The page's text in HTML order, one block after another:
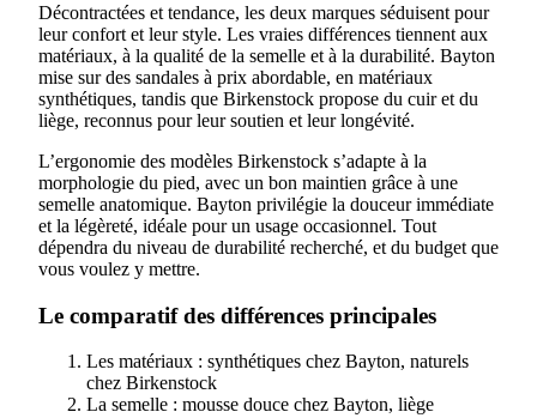
Décontractées et tendance, les deux marques séduisent pour
leur confort et leur style. Les vraies différences tiennent aux
matériaux, à la qualité de la semelle et à la durabilité. Bayton
mise sur des sandales à prix abordable, en matériaux
synthétiques, tandis que Birkenstock propose du cuir et du
liège, reconnus pour leur soutien et leur longévité.
L’ergonomie des modèles Birkenstock s’adapte à la
morphologie du pied, avec un bon maintien grâce à une
semelle anatomique. Bayton privilégie la douceur immédiate
et la légèreté, idéale pour un usage occasionnel. Tout
dépendra du niveau de durabilité recherché, et du budget que
vous voulez y mettre.
Le comparatif des différences principales
Les matériaux : synthétiques chez Bayton, naturels
chez Birkenstock
La semelle : mousse douce chez Bayton, liège